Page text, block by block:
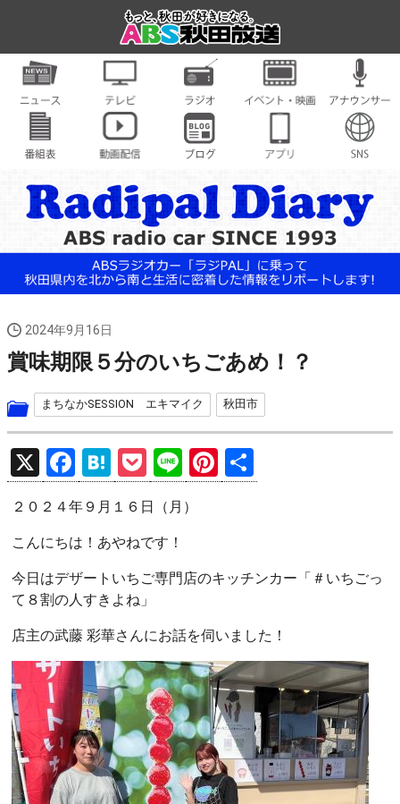
2024年9月16日
賞味期限５分のいちごあめ！？
まちなかSESSION エキマイク 秋田市
X
F
a
ce
b
o
o
k
H
at
e
n
a
P
o
ck
et
Li
n
e
Pi
nt
t
有
２０２４年９月１６日（月）
こんにちは！あやねです！
今日はデザートいちご専門店のキッチンカー「＃いちごっ
て８割の人すきよね」
店主の武藤 彩華さんにお話を伺いました！